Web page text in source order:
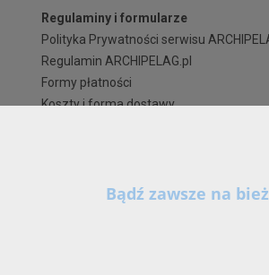
Szanowni Państwo,
Regulaminy i formularze
Polityka Prywatności serwisu
Regulamin ARCHIPELAG.pl
Formy płatności
Koszty i forma dostawy